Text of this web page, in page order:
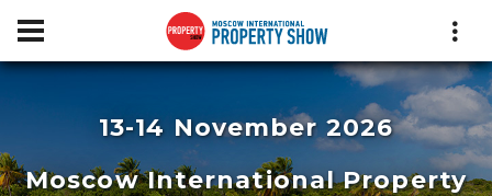
13-14 November 2026
Moscow International Property